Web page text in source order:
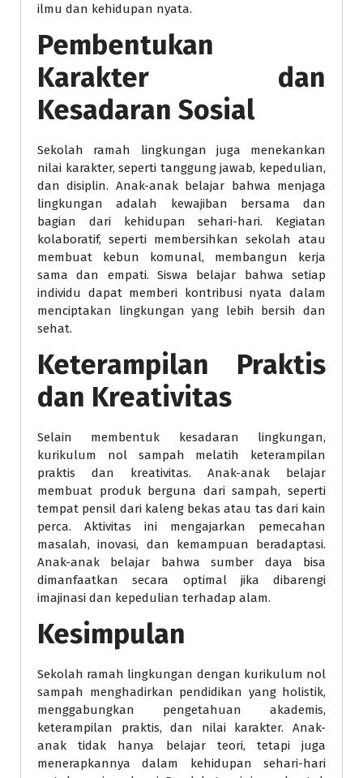
ilmu dan kehidupan nyata.
Pembentukan
Karakter dan
Kesadaran Sosial
Sekolah ramah lingkungan juga menekankan
nilai karakter, seperti tanggung jawab, kepedulian,
dan disiplin. Anak-anak belajar bahwa menjaga
lingkungan adalah kewajiban bersama dan
bagian dari kehidupan sehari-hari. Kegiatan
kolaboratif, seperti membersihkan sekolah atau
membuat kebun komunal, membangun kerja
sama dan empati. Siswa belajar bahwa setiap
individu dapat memberi kontribusi nyata dalam
menciptakan lingkungan yang lebih bersih dan
sehat.
Keterampilan Praktis
dan Kreativitas
Selain membentuk kesadaran lingkungan,
kurikulum nol sampah melatih keterampilan
praktis dan kreativitas. Anak-anak belajar
membuat produk berguna dari sampah, seperti
tempat pensil dari kaleng bekas atau tas dari kain
perca. Aktivitas ini mengajarkan pemecahan
masalah, inovasi, dan kemampuan beradaptasi.
Anak-anak belajar bahwa sumber daya bisa
dimanfaatkan secara optimal jika dibarengi
imajinasi dan kepedulian terhadap alam.
Kesimpulan
Sekolah ramah lingkungan dengan kurikulum nol
sampah menghadirkan pendidikan yang holistik,
menggabungkan pengetahuan akademis,
keterampilan praktis, dan nilai karakter. Anak-
anak tidak hanya belajar teori, tetapi juga
menerapkannya dalam kehidupan sehari-hari